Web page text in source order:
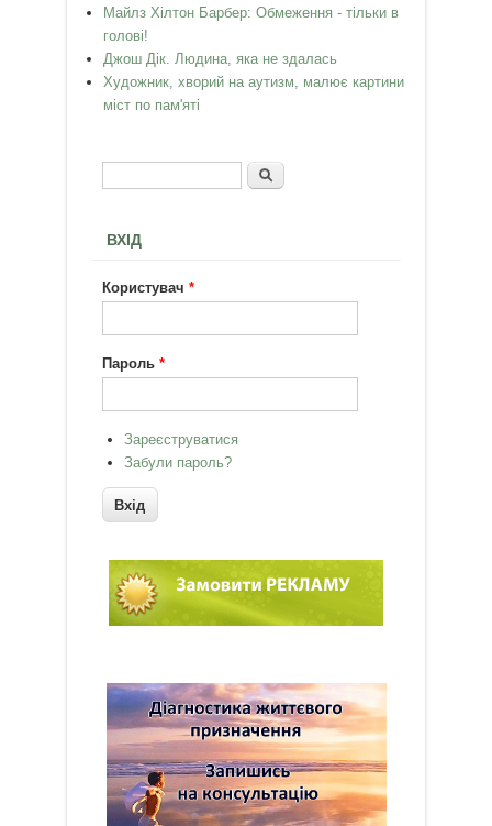
Майлз Хілтон Барбер: Обмеження - тільки в
голові!
Джош Дік. Людина, яка не здалась
Художник, хворий на аутизм, малює картини
міст по пам'яті
Пошукова форма
Пошук
ВХІД
Користувач*
Пароль*
Зареєструватися
Забули пароль?